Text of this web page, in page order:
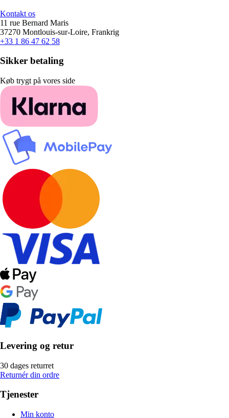
Kontakt os
11 rue Bernard Maris
37270 Montlouis-sur-Loire, Frankrig
+33 1 86 47 62 58
Sikker betaling
Køb trygt på vores side
Levering og retur
30 dages returret
Returnér din ordre
Tjenester
Min konto